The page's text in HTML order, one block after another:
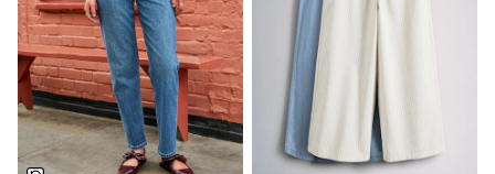
Start Rite
Smiggle
Eastpak
All Accessories
All Bags & Backpacks
Girls Bags
Boys Bags